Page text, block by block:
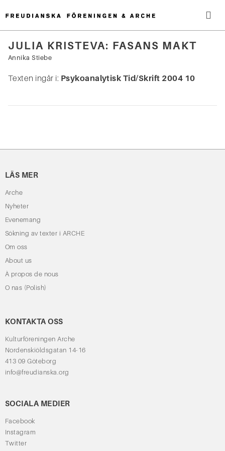
till
innehåll
Sök
JULIA KRISTEVA: FASANS MAKT
Annika Stiebe
Texten ingår i: Psykoanalytisk Tid/Skrift 2004 10
LÄS MER
Arche
Nyheter
Evenemang
Sökning av texter i ARCHE
Om oss
About us
À propos de nous
O nas (Polish)
KONTAKTA OSS
Kulturföreningen Arche
Nordenskiöldsgatan 14-16
413 09 Göteborg
info@freudianska.org
SOCIALA MEDIER
Facebook
Instagram
Twitter